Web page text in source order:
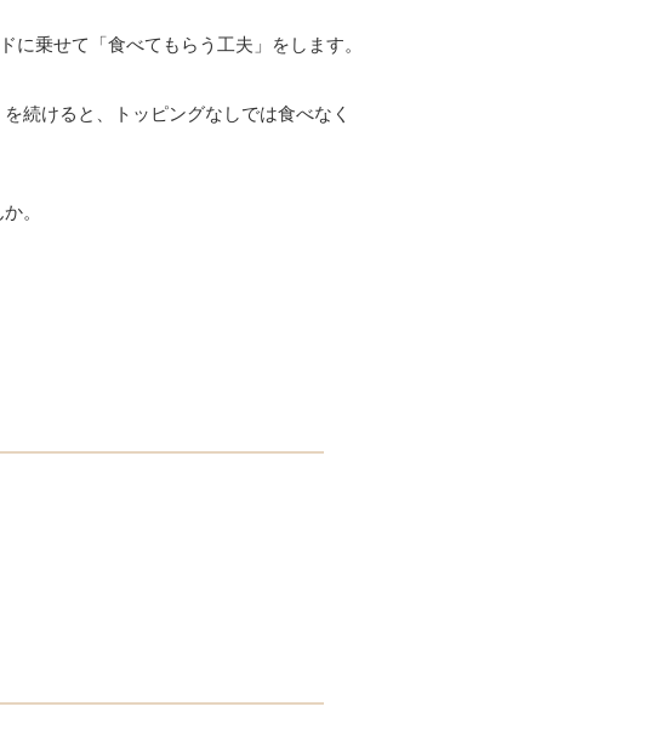
に乗せて「食べてもらう工夫」をします。
続けると、トッピングなしでは食べなく
。